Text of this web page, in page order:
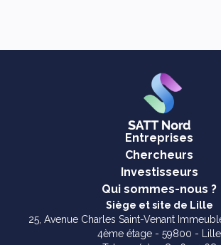
Entreprises
Chercheurs
Investisseurs
Qui sommes-nous ?
Siège et site de Lille
25, Avenue Charles Saint-Venant
4ème étage - 59800 - Lille